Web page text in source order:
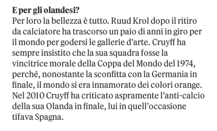
E per gli olandesi?
Per loro la bellezza è tutto. Ruud Krol dopo il ritiro
da calciatore ha trascorso un paio di anni in giro per
il mondo per godersi le gallerie d’arte. Cruyff ha
sempre insistito che la sua squadra fosse la
vincitrice morale della Coppa del Mondo del 1974,
perché, nonostante la sconfitta con la Germania in
finale, il mondo si era innamorato dei colori orange.
Nel 2010 Cruyff ha criticato aspramente l’anti-calcio
della sua Olanda in finale, lui in quell’occasione
tifava Spagna.